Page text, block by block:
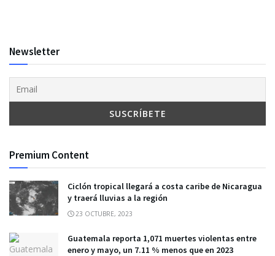
Newsletter
Premium Content
Ciclón tropical llegará a costa caribe de Nicaragua
y traerá lluvias a la región
23 OCTUBRE, 2023
Guatemala reporta 1,071 muertes violentas entre
enero y mayo, un 7.11 % menos que en 2023